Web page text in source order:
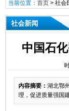
当前位置： 首页> 社会
社会新闻
中国石
内容摘要： 湖北鄂
理，促进质量强国